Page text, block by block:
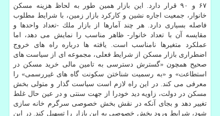
۶۷ و ۹۰ قرار دارد. این بازار همین طور به لحاظ هزینه مسكن
خانوار، جمعیت اجاره نشین و كاركرد بازار زمین، با شرایط مطلوب
فاصله بسیاری دارد. هر چند آمارها از بازار ملك -تعداد واحدها و
مقایسه آن با تعداد خانوار- ظاهر مناسب را نمایش می دهد، اما
عملكرد متغیرها نامناسب است. یافته ها درباره راه های خروج
اضطراری بازار مسكن از شرایط فعلی، مجموعه ای از سیاست های
صحیح همچون «گسترش دسترسی به تامین مالی خرید مسكن در
استطاعت» و «به رسمیت شناختن سكونت گاه های غیررسمی» را
معرفی می كند. در این راه لازم است سیاست گذار و متولی بخش
مسكن در دولت، زاویه دید خودرا از جهت سنتی و در عین حال غلط
تغییر دهد و بجای آنكه در نقش بخش خصوصی سرگرم خانه سازی
شود، شرایط ورود بخش خصوصی به این بازار را تسهیل كند. در این